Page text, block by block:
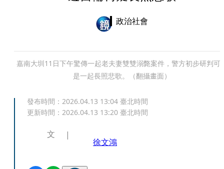
政治社會
嘉南大圳11日下午驚傳一起老夫妻雙雙溺斃案件，警方初步研判可
是一起長照悲歌。（翻攝畫面）
發布時間： 2026.04.13 13:04 臺北時間
更新時間： 2026.04.13 13:20 臺北時間
文
徐文鴻